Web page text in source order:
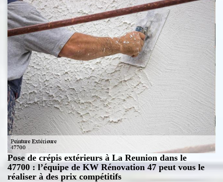
Pose de crépis extérieurs à La Reunion dans le
47700 : l’équipe de KW Rénovation 47 peut vous le
réaliser à des prix compétitifs